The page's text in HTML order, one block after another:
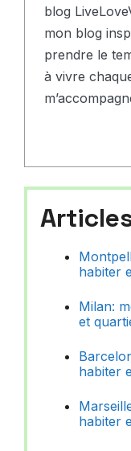
blog
mon blog
prendre le
à vivre
habiter
Milan:
et
habiter
habiter